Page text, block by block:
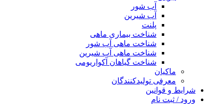
آب شور
آب شیرین
پلنت
شناخت بیماری ماهی
شناخت ماهی آب شور
شناخت ماهی آب شیرین
شناخت گیاهان آکواریومی
ماکیان
معرفی تولیدکنندگان
شرایط و قوانین
ورود / ثبت نام